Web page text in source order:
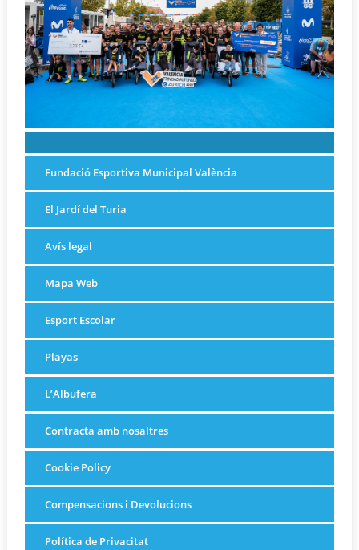
Fundació Esportiva Municipal València
El Jardí del Turia
Avís legal
Mapa Web
Esport Escolar
Playas
L’Albufera
Contracta amb nosaltres
Cookie Policy
Compensacions i Devolucions
Política de Privacitat